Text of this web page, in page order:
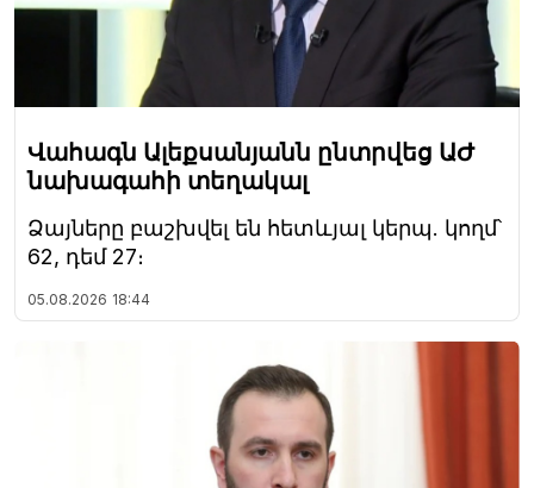
Վահագն Ալեքսանյանն ընտրվեց ԱԺ
նախագահի տեղակալ
Ձայները բաշխվել են հետևյալ կերպ. կողմ՝
62, դեմ 27։
05.08.2026 18:44